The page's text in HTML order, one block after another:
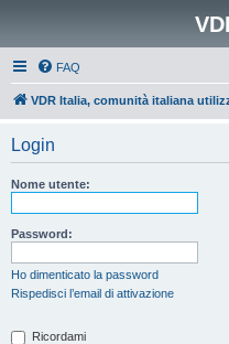
FAQ
VDR Italia, comunità italiana
Login
Nome utente:
Password:
Ho dimenticato la password
Rispedisci l’email di attivazione
Ricordami